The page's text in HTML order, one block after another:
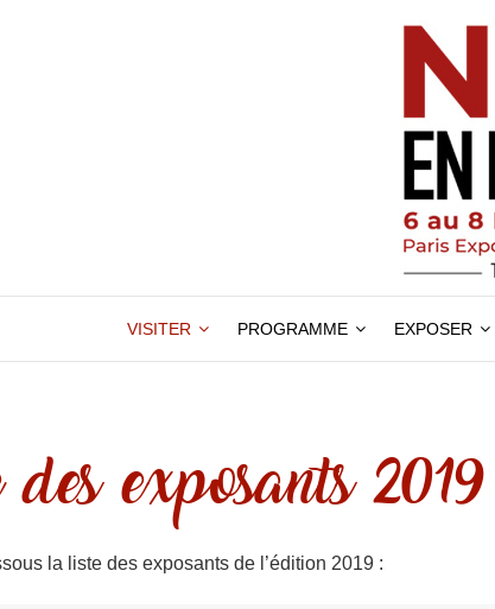
VISITER PROGRAMME EXPOSER
exposants 2019
la liste des exposants de l’édition 2019 :